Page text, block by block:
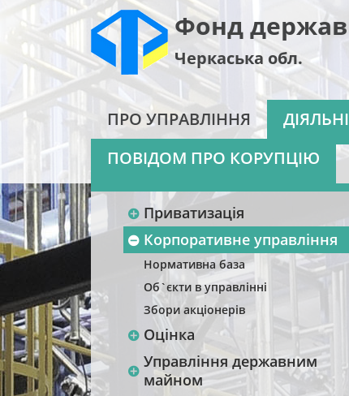
Фонд
Черкаська обл.
ПРО УПРАВЛІННЯ
ПОВІДОМ ПРО КОРУПЦІЮ
Приватизація
Корпоративне управління
Нормативна база
Об`єкти в управлінні
Збори акціонерів
Оцінка
Управління державним
майном